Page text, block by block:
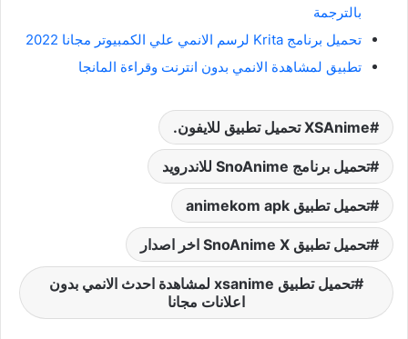
بالترجمة
تحميل برنامج Krita لرسم الانمي علي الكمبيوتر مجانا 2022
تطبيق لمشاهدة الانمي بدون انترنت وقراءة المانجا
XSAnime تحميل تطبيق للايفون.
تحميل برنامج SnoAnime للاندرويد
تحميل تطبيق animekom apk
تحميل تطبيق SnoAnime X اخر اصدار
تحميل تطبيق xsanime لمشاهدة احدث الانمي بدون
اعلانات مجانا